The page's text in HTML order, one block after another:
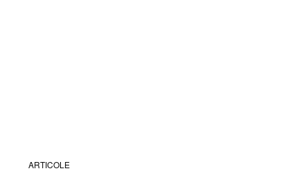
ARTICOLE